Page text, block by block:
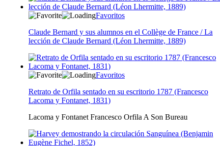
Favoritos
Claude Bernard y sus alumnos en el Collège de France / La
lección de Claude Bernard (Léon Lhermitte, 1889)
Favoritos
Retrato de Orfila sentado en su escritorio 1787 (Francesco
Lacoma y Fontanet, 1831)
Lacoma y Fontanet Francesco Orfila A Son Bureau